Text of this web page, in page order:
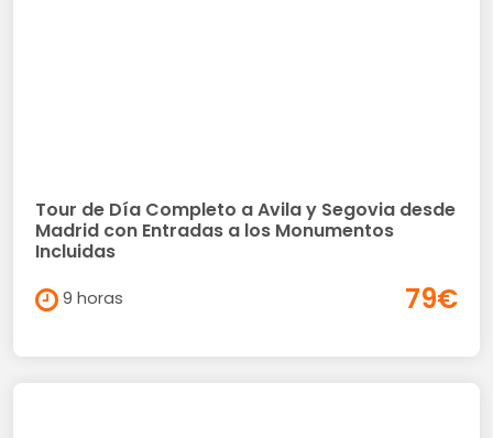
Tour de Día Completo a Avila y Segovia desde
Madrid con Entradas a los Monumentos
Incluidas
9 horas 79€